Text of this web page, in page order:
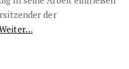
der